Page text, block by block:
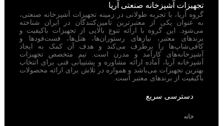
تجهیزات آشپزخانه صنعتی آریا
گروه آریا، با تجربه طولانی در زمینه تجهیزات آشپزخانه صنعتی،
به عنوان یکی از معتبرترین تامین‌کنندگان در ایران شناخته
می‌شود. این گروه با ارائه تنوع بالایی از تجهیزات باکیفیت و
برندهای معتبر، نیازهای رستوران‌ها، هتل‌ها، فست‌فودها و
کافی‌شاپ‌ها را برطرف می‌کند و هدف آن کمک به ایجاد
آشپزخانه‌های کارآمد و مدرن است. تیم متخصص تجهیزات
آشپزخانه آریا، آماده ارائه مشاوره و پشتیبانی فنی برای انتخاب
بهترین تجهیزات می‌باشد و همواره در تلاش برای ارائه محصولات
باکیفیت از برندهای معتبر است.
دسترسی سریع
خانه